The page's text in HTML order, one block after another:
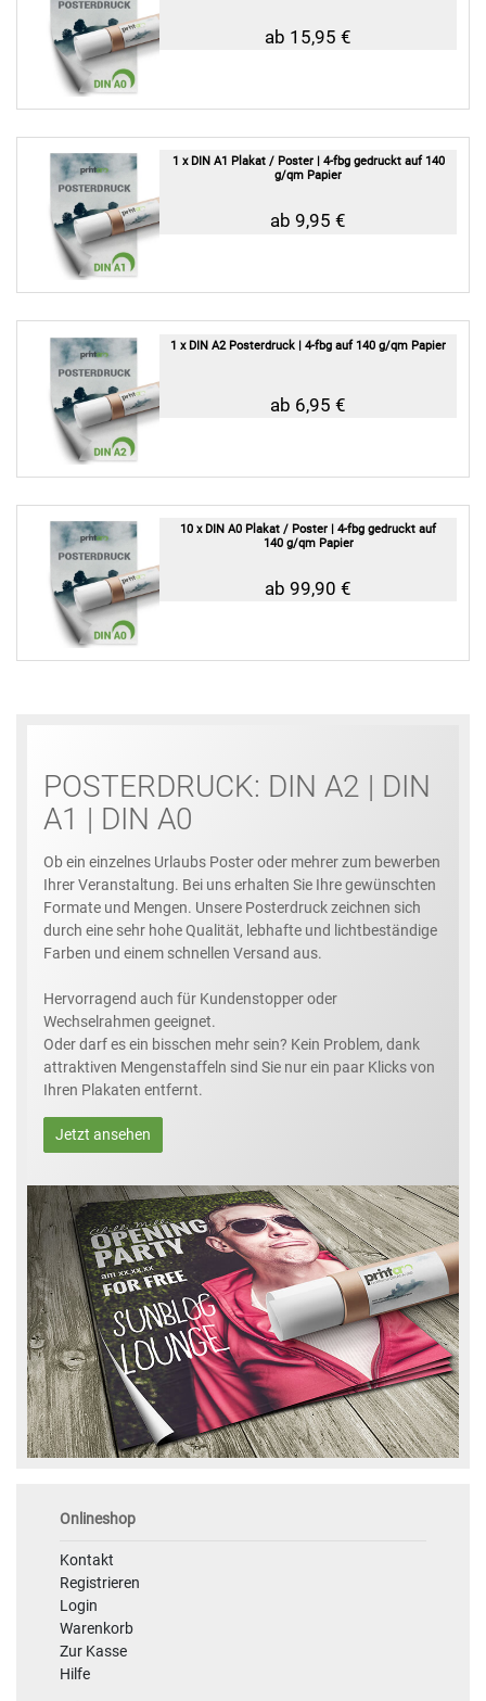
ab 15,95 €
1 x DIN A1 Plakat / Poster | 4-fbg gedruckt auf 140
g/qm Papier
ab 9,95 €
1 x DIN A2 Posterdruck | 4-fbg auf 140 g/qm Papier
ab 6,95 €
10 x DIN A0 Plakat / Poster | 4-fbg gedruckt auf
140 g/qm Papier
ab 99,90 €
POSTERDRUCK: DIN A2 | DIN
A1 | DIN A0
Ob ein einzelnes Urlaubs Poster oder mehrer zum bewerben
Ihrer Veranstaltung. Bei uns erhalten Sie Ihre gewünschten
Formate und Mengen. Unsere Posterdruck zeichnen sich
durch eine sehr hohe Qualität, lebhafte und lichtbeständige
Farben und einem schnellen Versand aus.
Hervorragend auch für Kundenstopper oder
Wechselrahmen geeignet.
Oder darf es ein bisschen mehr sein? Kein Problem, dank
attraktiven Mengenstaffeln sind Sie nur ein paar Klicks von
Ihren Plakaten entfernt.
Jetzt ansehen
Onlineshop
Kontakt
Registrieren
Login
Warenkorb
Zur Kasse
Hilfe